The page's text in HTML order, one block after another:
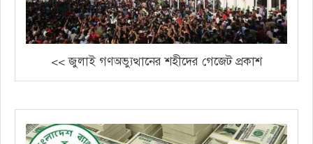
<< জুলাই গণঅভ্যুত্থানের শহীদের গেজেট প্রকাশ